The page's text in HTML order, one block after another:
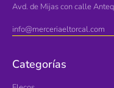
Avd. de Mijas con calle
info@merceriaeltorcal.com
Categorías